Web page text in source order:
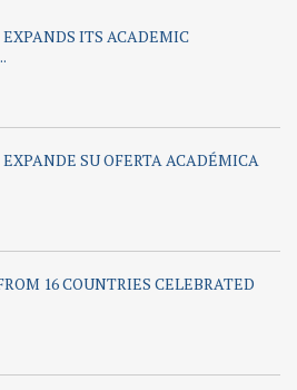
ITS ACADEMIC
SU OFERTA ACADÉMICA
16 COUNTRIES CELEBRATED